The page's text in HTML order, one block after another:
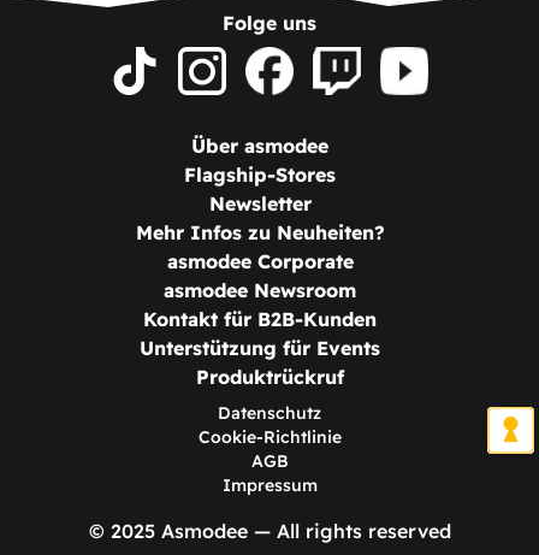
Folge uns
Über asmodee
Flagship-Stores
Newsletter
Mehr Infos zu Neuheiten?
asmodee Corporate
asmodee Newsroom
Kontakt für B2B-Kunden
Unterstützung für Events
Produktrückruf
Datenschutz
Cookie-Richtlinie
AGB
Impressum
© 2025 Asmodee — All rights reserved